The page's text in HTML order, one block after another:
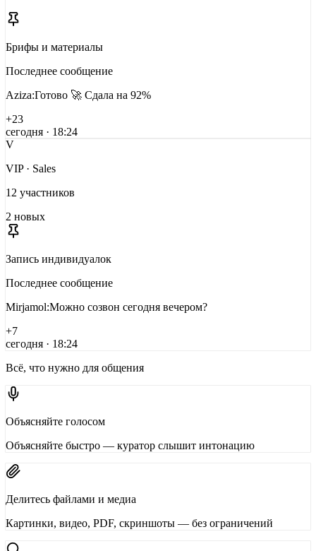
Брифы и материалы
Последнее сообщение
Aziza:Готово 🚀 Сдала на 92%
+23
сегодня · 18:24
V
VIP · Sales
12 участников
2 новых
Запись индивидуалок
Последнее сообщение
Mirjamol:Можно созвон сегодня вечером?
+7
сегодня · 18:24
Всё, что нужно для общения
Объясняйте голосом
Объясняйте быстро — куратор слышит интонацию
Делитесь файлами и медиа
Картинки, видео, PDF, скриншоты — без ограничений